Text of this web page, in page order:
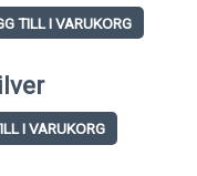
TILL I VARUKORG
I VARUKORG